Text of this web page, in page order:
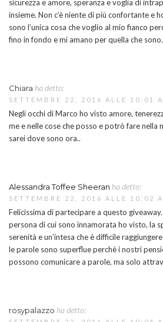
sicurezza e amore, speranza e voglia di
insieme. Non c’è niente di più confortante e
sono l’unica cosa che voglio al mio fianco
fino in fondo e mi amano per quella che sono.
Chiara ha detto:
SETTEMBRE 22, 2016 ALLE 10:01
Negli occhi di Marco ho visto amore,
me e nelle cose che posso e potrò fare nella
sarei dove sono ora..
Alessandra Toffee Sheeran ha detto:
SETTEMBRE 22, 2016 ALLE 10:02
Felicissima di partecipare a questo
persona di cui sono innamorata ho visto, la
serenità e un’intesa che è difficile
le parole sono superflue perchè i nostri
possono comunicare a parole, ma solo
rosypalazzo ha detto: